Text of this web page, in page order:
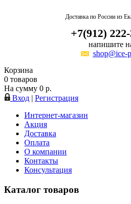
Доставка по России из
+7(912)
напишите
shop@ice-
Корзина
0 товаров
На сумму 0 р.
Вход | Регистрация
Интернет-магазин
Акция
Доставка
Оплата
О компании
Контакты
Консультация
Каталог товаров